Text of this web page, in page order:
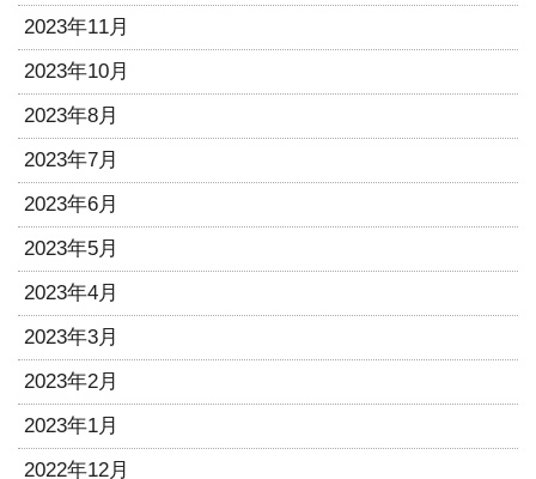
2023年11月
2023年10月
2023年8月
2023年7月
2023年6月
2023年5月
2023年4月
2023年3月
2023年2月
2023年1月
2022年12月